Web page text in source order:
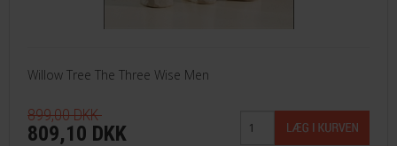
Willow Tree The Three Wise Men
899,00 DKK
809,10 DKK